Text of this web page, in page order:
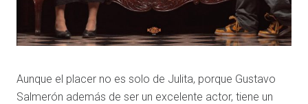
Aunque el placer no es solo de Julita, porque Gustavo
Salmerón además de ser un excelente actor, tiene un